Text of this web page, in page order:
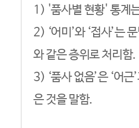
1) '품사별 현황' 통계
2) ‘어미’와 ‘접사’는
와 같은 층위로 처리함.
3) ‘품사 없음’은 ‘어
은 것을 말함.